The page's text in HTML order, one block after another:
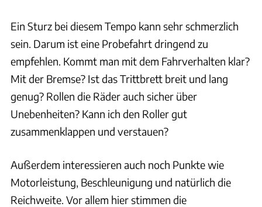
Ein Sturz bei diesem Tempo kann sehr schmerzlich
sein. Darum ist eine Probefahrt dringend zu
empfehlen. Kommt man mit dem Fahrverhalten klar?
Mit der Bremse? Ist das Trittbrett breit und lang
genug? Rollen die Räder auch sicher über
Unebenheiten? Kann ich den Roller gut
zusammenklappen und verstauen?
Außerdem interessieren auch noch Punkte wie
Motorleistung, Beschleunigung und natürlich die
Reichweite. Vor allem hier stimmen die